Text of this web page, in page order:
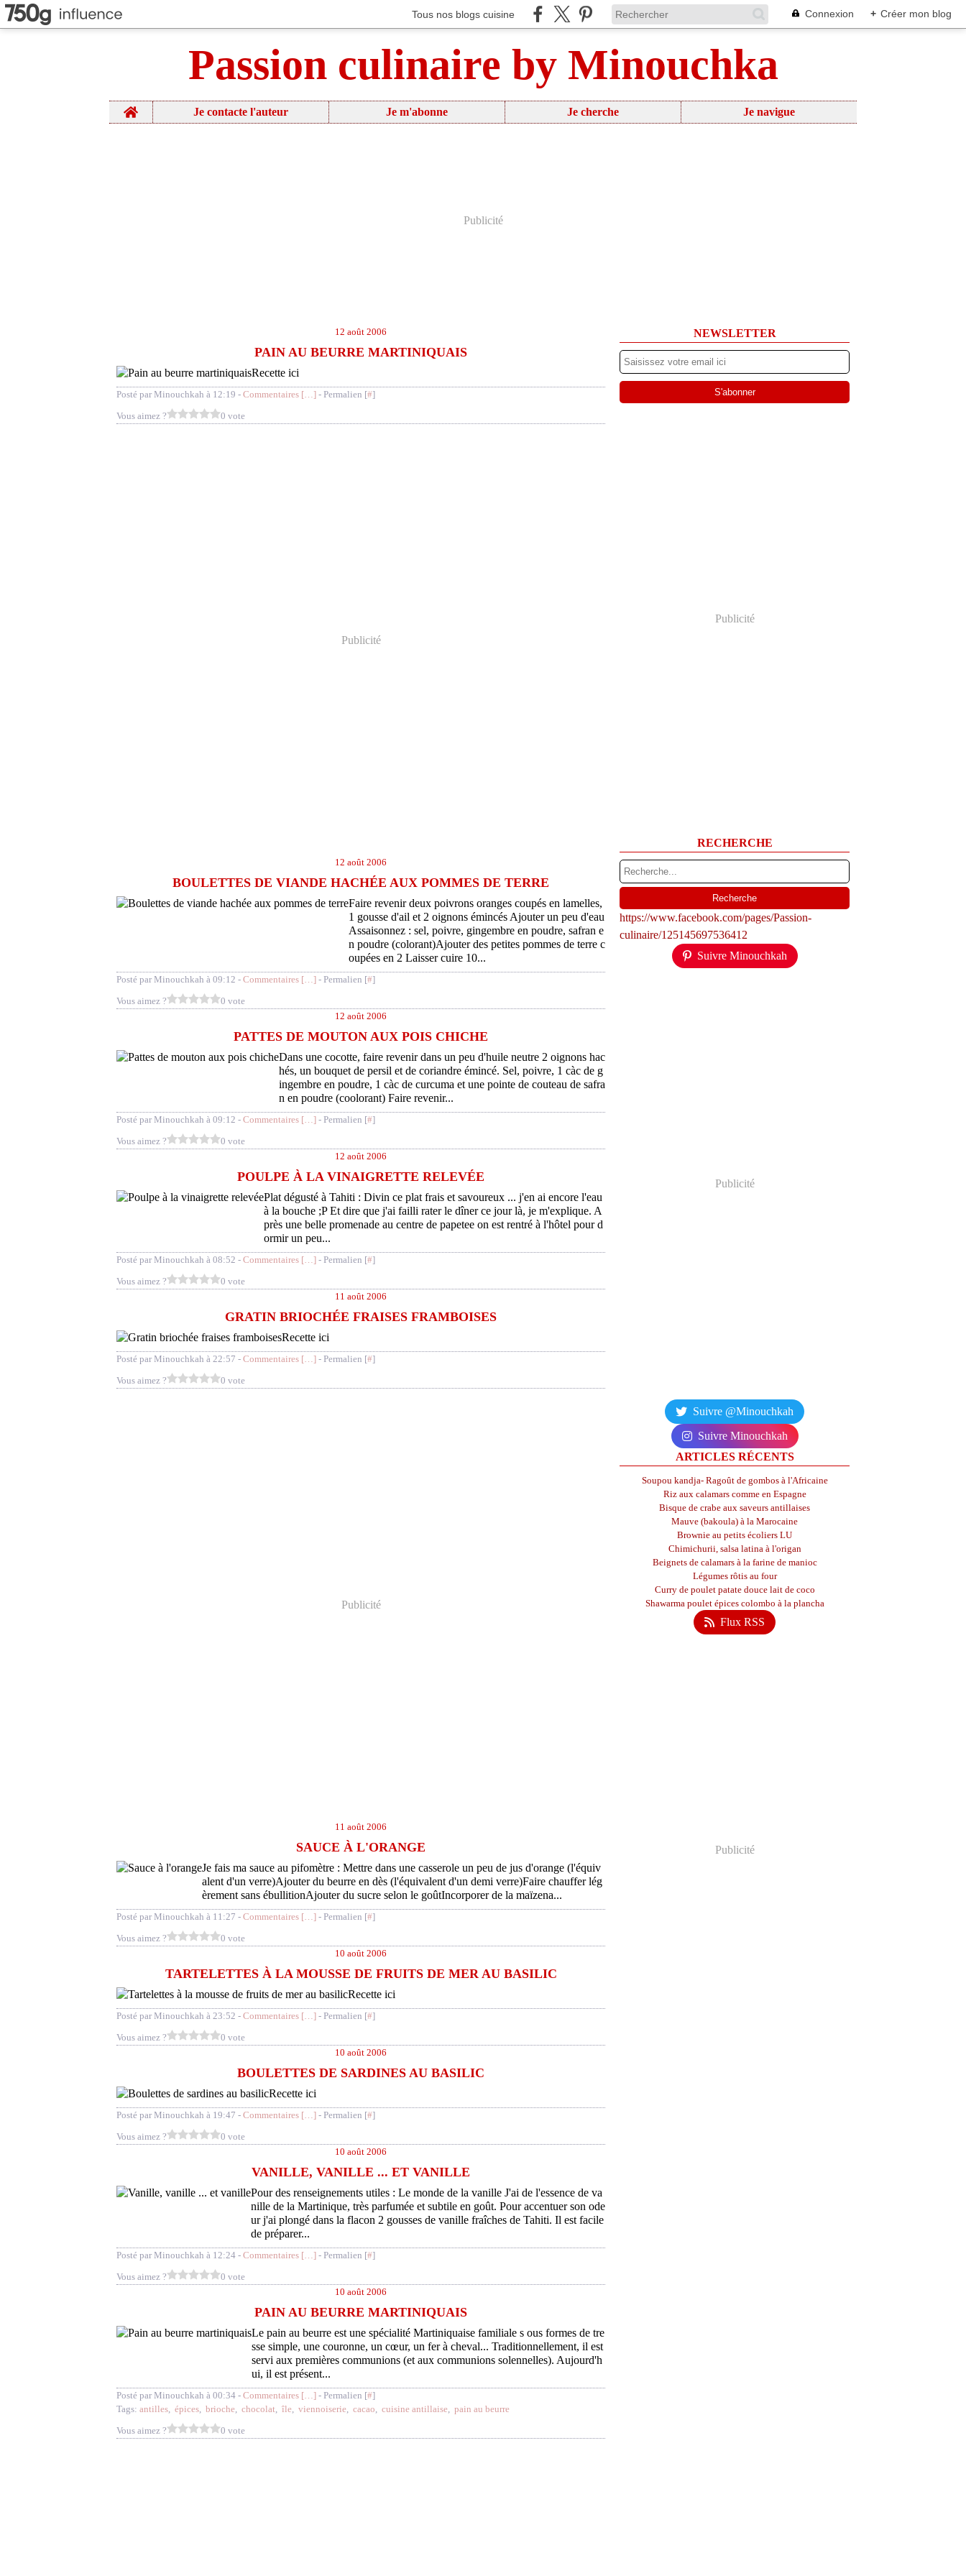
Tous nos blogs cuisine Connexion + Créer mon blog
Passion culinaire by Minouchka
Home Je contacte l'auteur Je m'abonne Je cherche Je navigue
Publicité
12 août 2006
PAIN AU BEURRE MARTINIQUAIS
Recette ici
Posté par Minouchkah à 12:19 - Commentaires […] - Permalien [#]
Vous aimez ?
0 vote
Publicité
12 août 2006
BOULETTES DE VIANDE HACHÉE AUX POMMES DE TERRE
Faire revenir deux poivrons oranges coupés en lamelles,
1 gousse d'ail et 2 oignons émincés Ajouter un peu d'eau
Assaisonnez : sel, poivre, gingembre en poudre, safran e
n poudre (colorant)Ajouter des petites pommes de terre c
oupées en 2 Laisser cuire 10...
Posté par Minouchkah à 09:12 - Commentaires […] - Permalien [#]
Vous aimez ?
0 vote
12 août 2006
PATTES DE MOUTON AUX POIS CHICHE
Dans une cocotte, faire revenir dans un peu d'huile neutre 2 oignons hac
hés, un bouquet de persil et de coriandre émincé. Sel, poivre, 1 càc de g
ingembre en poudre, 1 càc de curcuma et une pointe de couteau de safra
n en poudre (coolorant) Faire revenir...
Posté par Minouchkah à 09:12 - Commentaires […] - Permalien [#]
Vous aimez ?
0 vote
12 août 2006
POULPE À LA VINAIGRETTE RELEVÉE
Plat dégusté à Tahiti : Divin ce plat frais et savoureux ... j'en ai encore l'eau
à la bouche ;P Et dire que j'ai failli rater le dîner ce jour là, je m'explique. A
près une belle promenade au centre de papetee on est rentré à l'hôtel pour d
ormir un peu...
Posté par Minouchkah à 08:52 - Commentaires […] - Permalien [#]
Vous aimez ?
0 vote
11 août 2006
GRATIN BRIOCHÉE FRAISES FRAMBOISES
Recette ici
Posté par Minouchkah à 22:57 - Commentaires […] - Permalien [#]
Vous aimez ?
0 vote
Publicité
11 août 2006
SAUCE À L'ORANGE
Je fais ma sauce au pifomètre : Mettre dans une casserole un peu de jus d'orange (l'équiv
alent d'un verre)Ajouter du beurre en dès (l'équivalent d'un demi verre)Faire chauffer lég
èrement sans ébullitionAjouter du sucre selon le goûtIncorporer de la maïzena...
Posté par Minouchkah à 11:27 - Commentaires […] - Permalien [#]
Vous aimez ?
0 vote
10 août 2006
TARTELETTES À LA MOUSSE DE FRUITS DE MER AU BASILIC
Recette ici
Posté par Minouchkah à 23:52 - Commentaires […] - Permalien [#]
Vous aimez ?
0 vote
10 août 2006
BOULETTES DE SARDINES AU BASILIC
Recette ici
Posté par Minouchkah à 19:47 - Commentaires […] - Permalien [#]
Vous aimez ?
0 vote
10 août 2006
VANILLE, VANILLE ... ET VANILLE
Pour des renseignements utiles : Le monde de la vanille J'ai de l'essence de va
nille de la Martinique, très parfumée et subtile en goût. Pour accentuer son ode
ur j'ai plongé dans la flacon 2 gousses de vanille fraîches de Tahiti. Il est facile
de préparer...
Posté par Minouchkah à 12:24 - Commentaires […] - Permalien [#]
Vous aimez ?
0 vote
10 août 2006
PAIN AU BEURRE MARTINIQUAIS
Le pain au beurre est une spécialité Martiniquaise familiale s ous formes de tre
sse simple, une couronne, un cœur, un fer à cheval... Traditionnellement, il est
servi aux premières communions (et aux communions solennelles). Aujourd'h
ui, il est présent...
Posté par Minouchkah à 00:34 - Commentaires […] - Permalien [#]
Tags: antilles, épices, brioche, chocolat, île, viennoiserie, cacao, cuisine antillaise, pain au beurre
Vous aimez ?
0 vote
NEWSLETTER
Publicité
RECHERCHE
https://www.facebook.com/pages/Passion-
culinaire/125145697536412
Suivre Minouchkah
Publicité
Suivre @Minouchkah
Suivre Minouchkah
ARTICLES RÉCENTS
Soupou kandja- Ragoût de gombos à l'Africaine
Riz aux calamars comme en Espagne
Bisque de crabe aux saveurs antillaises
Mauve (bakoula) à la Marocaine
Brownie au petits écoliers LU
Chimichurii, salsa latina à l'origan
Beignets de calamars à la farine de manioc
Légumes rôtis au four
Curry de poulet patate douce lait de coco
Shawarma poulet épices colombo à la plancha
Flux RSS
Publicité